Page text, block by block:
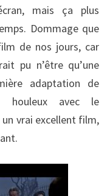
mais ça plus
Dommage que
de nos jours, car
pu n’être qu’une
adaptation de
houleux avec le
vrai excellent film,